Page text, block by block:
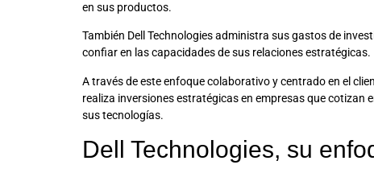
en sus productos.
También Dell Technologies administra sus gastos de
confiar en las capacidades de sus relaciones estratégicas.
A través de este enfoque colaborativo y centrado en el
realiza inversiones estratégicas en empresas que
sus tecnologías.
Dell Technologies, su